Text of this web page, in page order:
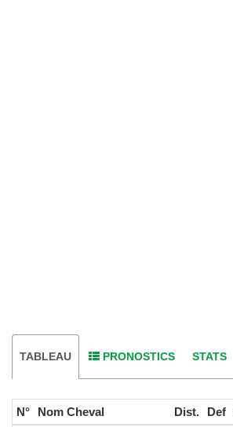
TABLEAU PRONOSTICS STATS
N° Nom Cheval Dist. Def